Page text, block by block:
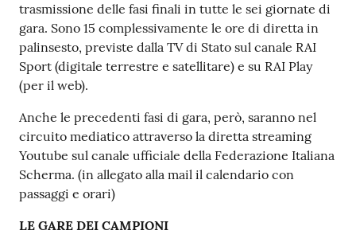
trasmissione delle fasi finali in tutte le sei giornate di
gara. Sono 15 complessivamente le ore di diretta in
palinsesto, previste dalla TV di Stato sul canale RAI
Sport (digitale terrestre e satellitare) e su RAI Play
(per il web).
Anche le precedenti fasi di gara, però, saranno nel
circuito mediatico attraverso la diretta streaming
Youtube sul canale ufficiale della Federazione Italiana
Scherma. (in allegato alla mail il calendario con
passaggi e orari)
LE GARE DEI CAMPIONI